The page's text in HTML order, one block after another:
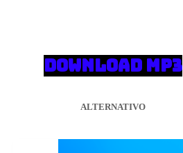
DOWNLOAD MP3
ALTERNATIVO